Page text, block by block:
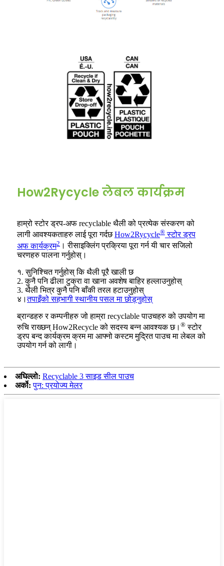
How2Rycycle लेबल कार्यक्रम
हाम्रो स्टोर ड्रप-अफ recyclable थैली को प्रत्येक संस्करण को
लागी आवश्यकताहरु लाई पूरा गर्दछHow2Rycycle® स्टोर ड्रप
अफ कार्यक्रम2 । रीसाइक्लिंग प्रक्रिया पूरा गर्न यी चार सजिलो
चरणहरु पालना गर्नुहोस्।
१. सुनिश्चित गर्नुहोस् कि थैली पूरै खाली छ
2. कुनै पनि ढीला टुक्रा वा खाना अवशेष बाहिर हल्लाउनुहोस्
3. थैली भित्र कुनै पनि बाँकी तरल हटाउनुहोस्
४।तपाइँको सहभागी स्थानीय पसल मा छोड्नुहोस्
ब्रान्डहरु र कम्पनीहरु जो हाम्रा recyclable पाउचहरु को उपयोग मा
रुचि राख्छन् How2Recycle को सदस्य बन्न आवश्यक छ। ® स्टोर
ड्रप बन्द कार्यक्रम क्रम मा आफ्नो कस्टम मुद्रित पाउच मा लेबल को
उपयोग गर्न को लागी।
अघिल्लो: Recyclable 3 साइड सील पाउच
अर्को: पुन: प्रयोज्य मेलर